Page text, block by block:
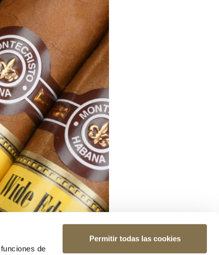
de
Permitir todas las cookies